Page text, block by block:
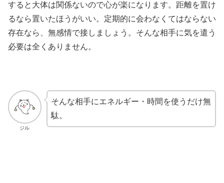
すると大体は関係ないので心が楽になります。距離を置け
るなら置いたほうがいい。定期的に会わなくてはならない
存在なら、無感情で接しましょう。そんな相手に気を遣う
必要は全くありません。
ジル
そんな相手にエネルギー・時間を使うだけ無
駄。